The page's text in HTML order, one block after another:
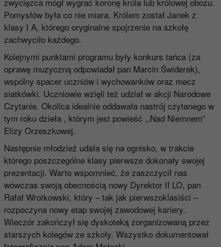
Pomysłów była co nie miara. Królem został Janek z
klasy I A, którego oryginalne spojrzenie na szkołę
zachwyciło każdego.
Kolejnymi punktami programu były konkurs tańca (za
oprawę muzyczną odpowiadał pan Marcin Świderek),
wspólny spacer uczniów i wychowanków oraz mecz
siatkówki. Uczniowie wzięli też udział w akcji Narodowe
Czytanie. Okolica idealnie oddawała nastrój czytanego w
tym roku dzieła , którym jest powieść ,,Nad Niemnem”
Elizy Orzeszkowej.
Następnie młodzież udała się na ognisko, w trakcie
którego poszczególne klasy pierwsze dokonały swojej
prezentacji. Warto wspomnieć, że zaszczycił nas
wówczas swoją obecnością nowy Dyrektor II LO, pan
Rafał Wrotkowski, który – tak jak pierwszoklasiści –
rozpoczyna nowy etap swojej zawodowej kariery.
Wieczór zakończył się dyskoteką zorganizowaną przez
starszych kolegów ze szkoły. Wszystko dokumentował